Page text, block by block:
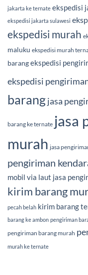
jakarta ke ternate ekspedisi
ekspedisi jakarta sulawesi
ekspedisi murah
maluku ekspedisi murah
barangekspedisi
ekspedisi
barangjasa
barang ke ternate jasa
murah jasa
pengiriman
mobil via laut jasa
kirim barang
pecah belah kirim barang
barang ke ambon pengiriman
pengiriman barang murah
murah ke ternate